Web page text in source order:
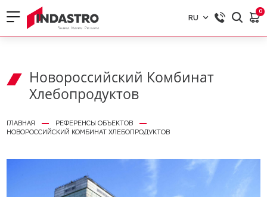
RU
RU
0
Новороссийский Комбинат
Хлебопродуктов
ГЛАВНАЯ
РЕФЕРЕНСЫ ОБЪЕКТОВ
НОВОРОССИЙСКИЙ КОМБИНАТ ХЛЕБОПРОДУКТОВ